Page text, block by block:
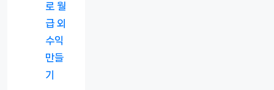
로 월
급 외
수익
만들
기